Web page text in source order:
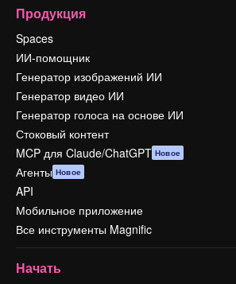
Продукция
Spaces
ИИ-помощник
Генератор изображений ИИ
Генератор видео ИИ
Генератор голоса на основе ИИ
Стоковый контент
MCP для Claude/ChatGPT Новое
Агенты Новое
API
Мобильное приложение
Все инструменты Magnific
Начать